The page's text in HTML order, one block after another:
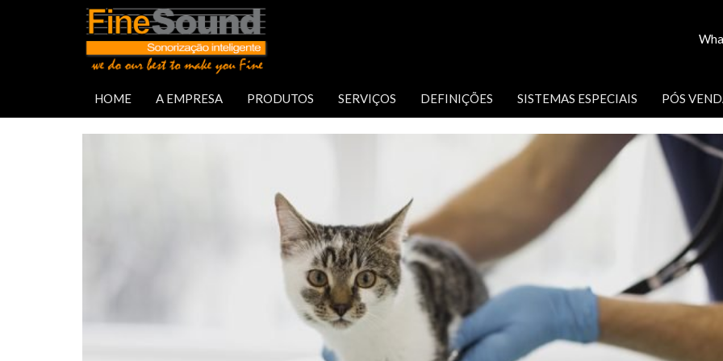
HOME A EMPRESA PRODUTOS SERVIÇOS DEFINIÇÕES SISTEMAS ESPECIAIS PÓS
Tag: clínicas veterinárias